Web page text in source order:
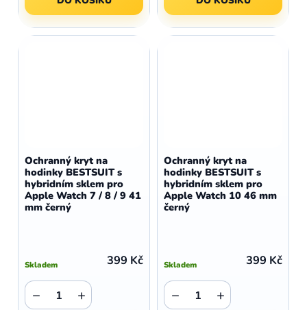
Ochranný kryt na
hodinky BESTSUIT s
hybridním sklem pro
Apple Watch 7 / 8 / 9 41
mm černý
Skladem 399 Kč
+
−
Ochranný kryt na
hodinky BESTSUIT s
hybridním sklem pro
Apple Watch 10 46 mm
černý
Skladem 399 Kč
+
−